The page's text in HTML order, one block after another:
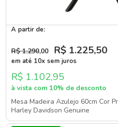
A partir de:
R$ 1.290,00 R$ 1.225,50
em até 10x sem juros
R$ 1.102,95
à vista com 10% de desconto
Mesa Madeira Azulejo 60cm Cor
Harley Davidson Genuine